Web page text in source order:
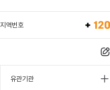
지역번호
유관기관